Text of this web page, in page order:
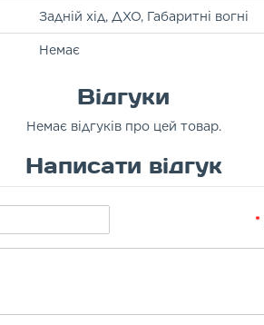
Задній хід, ДХО, Габаритні вогні
Немає
Відгуки
Немає відгуків про цей товар.
Написати відгук